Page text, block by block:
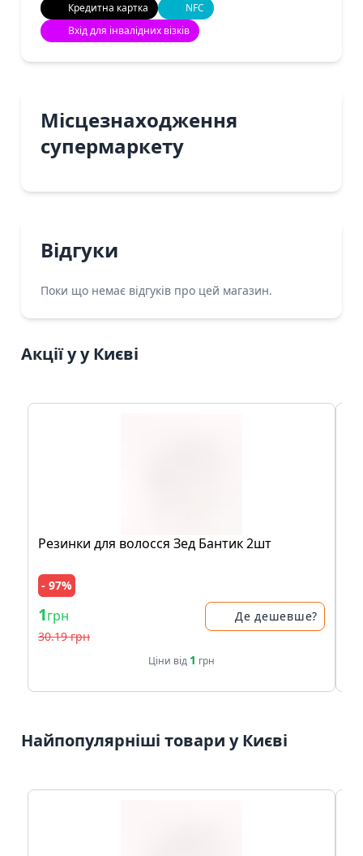
Кредитна картка
NFC
Вхід для інвалідних візків
Місцезнаходження
супермаркету
Відгуки
Поки що немає відгуків про цей магазин.
Акції у у Києві
Резинки для волосся Зед Бантик 2шт
- 97%
1грн
30.19 грн
Де дешевше?
Ціни від 1 грн
Найпопулярніші товари у Києві